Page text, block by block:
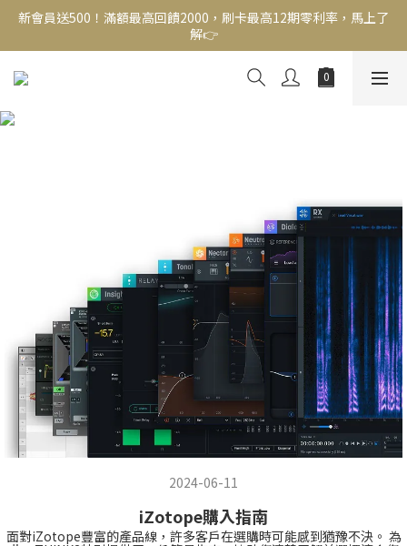
新會員送500！滿額最高回饋2000，刷卡最高12期零利率，馬上了
解👉
新會員送500！滿額最高回饋2000，刷卡最高12期零利率，馬上了
解👉
結帳頁選zingala銀角零卡分期，輕鬆打包
2024-06-11
iZotope購入指南
面對iZotope豐富的產品線，許多客戶在選購時可能感到猶豫不決。 為